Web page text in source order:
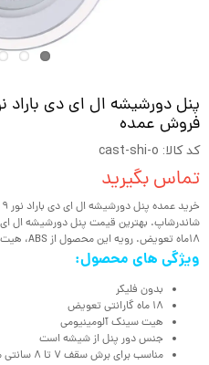
فروش عمده
کد کالا: cast-shi-o
تماس بگیرید
18ماه تعویض. رویه این محصول از ABS، هیت سینک آلومینیوم و دور شیشه ای است.
ویژگی های محصول:
بدون فلیکر
18 ماه گارانتی تعویض
هیت سینک آلومینیومی
جنس دور پنل از شیشه است
مناسب برای برش سقف 7 تا 8 سانتی متر